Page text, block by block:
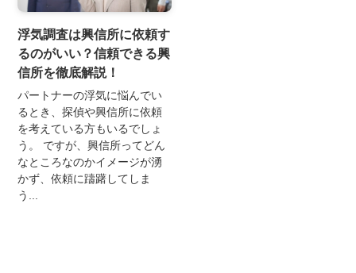
浮気調査は興信所に依頼す
るのがいい？信頼できる興
信所を徹底解説！
パートナーの浮気に悩んでい
るとき、探偵や興信所に依頼
を考えている方もいるでしょ
う。 ですが、興信所ってどん
なところなのかイメージが湧
かず、依頼に躊躇してしま
う...